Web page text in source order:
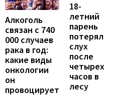
Алкоголь
связан с 740
000 случаев
рака в год:
какие виды
онкологии
он
провоцирует
18-
летний
парень
потерял
слух
после
четырех
часов в
лесу